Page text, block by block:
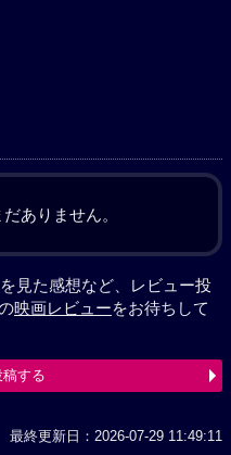
ありません。
見た感想など、レビュー投
映画レビューをお待ちして
稿する
最終更新日：2026-07-29 11:49:11